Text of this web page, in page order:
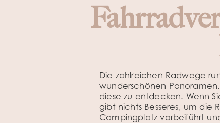
Die zahlreichen Radwege
wunderschönen
diese zu entdecken. Wenn
gibt nichts Besseres, um die
Campingplatz vorbeiführt